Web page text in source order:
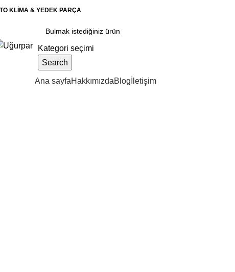
KLİMA & YEDEK PARÇA
Kategori seçimi
Search
Ana sayfaHakkımızdaBlog İletişim